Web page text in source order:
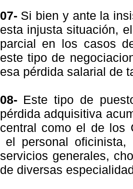
07-Si bien y ante la
esta injusta situación,
parcial en los casos
este tipo de
esa pérdida salarial de
08-Este tipo de
pérdida adquisitiva
central como el de los
el personal oficinista,
servicios generales,
de diversas